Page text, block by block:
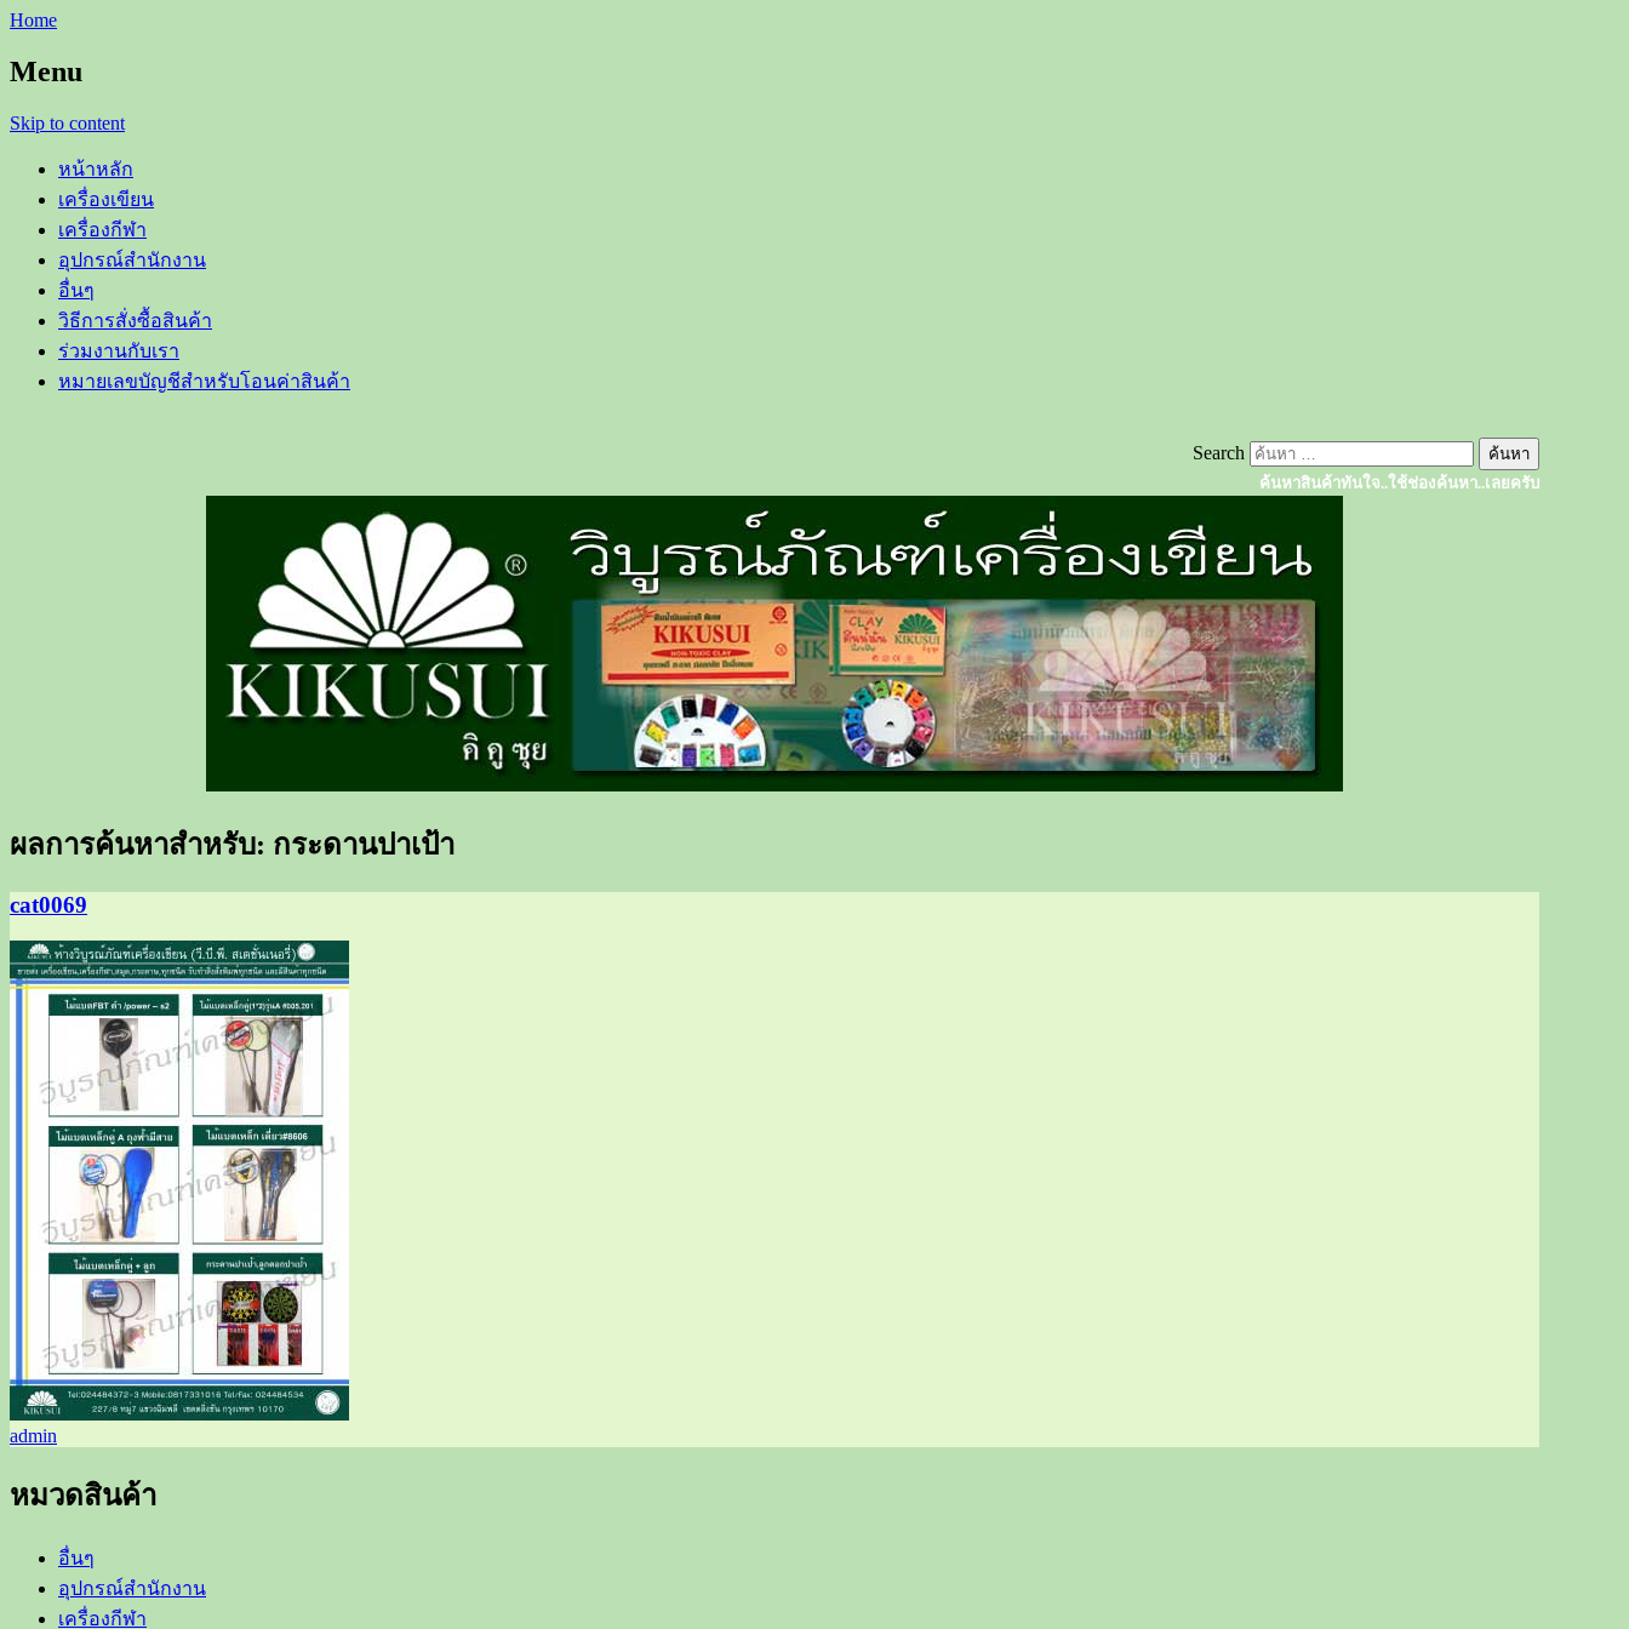
Home
Menu
Skip to content
หน้าหลัก
เครื่องเขียน
เครื่องกีฬา
อุปกรณ์สำนักงาน
อื่นๆ
วิธีการสั่งซื้อสินค้า
ร่วมงานกับเรา
หมายเลขบัญชีสำหรับโอนค่าสินค้า
Search
ค้นหาสินค้าทันใจ..ใช้ช่องค้นหา..เลยครับ
ขายส่งเครื่องเขียน อุปกรณ์สำนักงาน เครื่องกีฬา ราคาถูก
ขายส่งเครื่องเขียนราคาถูก, อุปกรณ์สำนักงาน, เครื่องกีฬา
ผลการค้นหาสำหรับ: กระดานปาเป้า
cat0069
admin
หมวดสินค้า
อื่นๆ
อุปกรณ์สำนักงาน
เครื่องกีฬา